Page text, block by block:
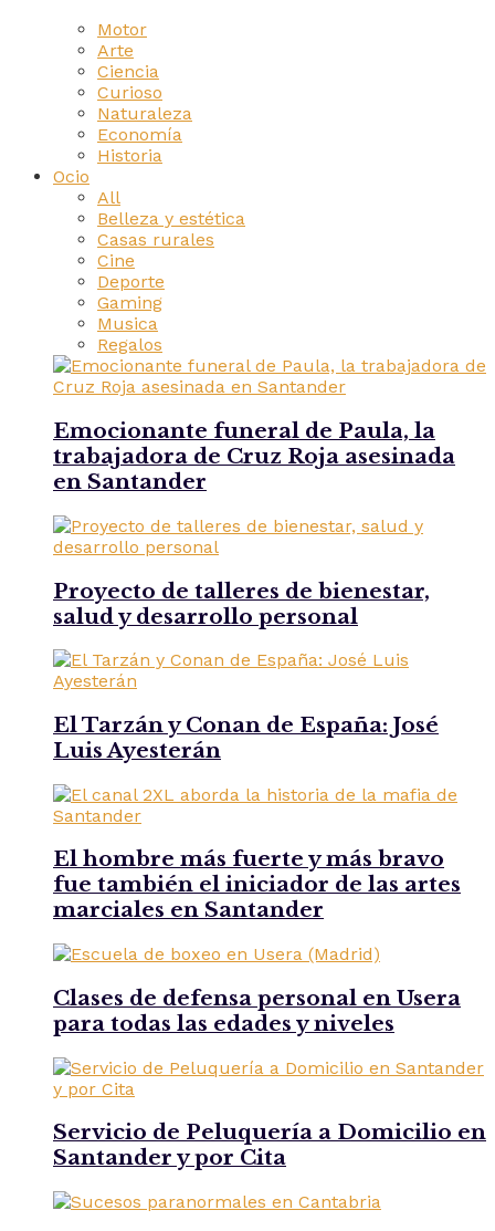
Motor
Arte
Ciencia
Curioso
Naturaleza
Economía
Historia
Ocio
All
Belleza y estética
Casas rurales
Cine
Deporte
Gaming
Musica
Regalos
Emocionante funeral de Paula, la
trabajadora de Cruz Roja asesinada
en Santander
Proyecto de talleres de bienestar,
salud y desarrollo personal
El Tarzán y Conan de España: José
Luis Ayesterán
El hombre más fuerte y más bravo
fue también el iniciador de las artes
marciales en Santander
Clases de defensa personal en Usera
para todas las edades y niveles
Servicio de Peluquería a Domicilio en
Santander y por Cita